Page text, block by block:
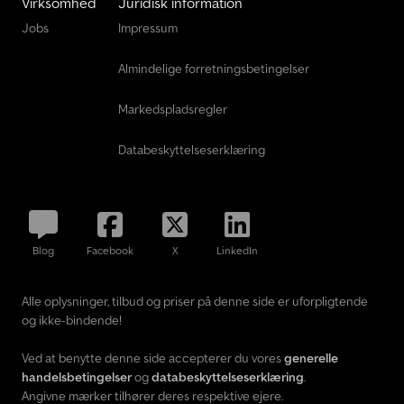
Jobs Impressum
Almindelige forretningsbetingelser
Markedspladsregler
Databeskyttelseserklæring
Blog Facebook X LinkedIn
Alle oplysninger, tilbud og priser på denne side er uforpligtende
og ikke-bindende!
Ved at benytte denne side accepterer du voresgenerelle
handelsbetingelserogdatabeskyttelseserklæring.
Angivne mærker tilhører deres respektive ejere.